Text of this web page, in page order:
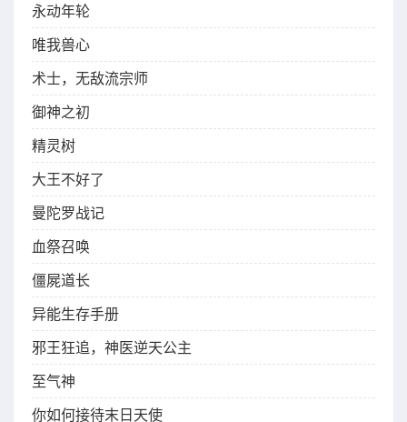
永动年轮
唯我兽心
术士，无敌流宗师
御神之初
精灵树
大王不好了
曼陀罗战记
血祭召唤
僵屍道长
异能生存手册
邪王狂追，神医逆天公主
至气神
你如何接待末日天使